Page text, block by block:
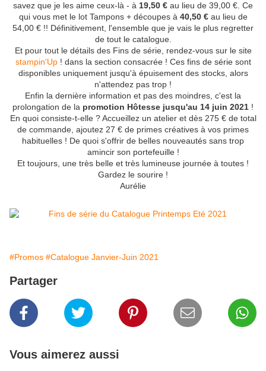
savez que je les aime ceux-là - à 19,50 € au lieu de 39,00 €. Ce
qui vous met le lot Tampons + découpes à 40,50 €au lieu de
54,00 € !! Définitivement, l'ensemble que je vais le plus regretter
de tout le catalogue.
Et pour tout le détails des Fins de série, rendez-vous sur le site
stampin'Up ! dans la section consacrée ! Ces fins de série sont
disponibles uniquement jusqu'à épuisement des stocks, alors
n'attendez pas trop !
Enfin la dernière information et pas des moindres, c'est la
prolongation de la promotion Hôtesse jusqu'au 14 juin 2021 !
En quoi consiste-t-elle ? Accueillez un atelier et dès 275 € de total
de commande, ajoutez 27 € de primes créatives à vos primes
habituelles ! De quoi s'offrir de belles nouveautés sans trop
amincir son portefeuille !
Et toujours, une très belle et très lumineuse journée à toutes !
Gardez le sourire !
Aurélie
#Promos #Catalogue Janvier-Juin 2021
Partager
Vous aimerez aussi